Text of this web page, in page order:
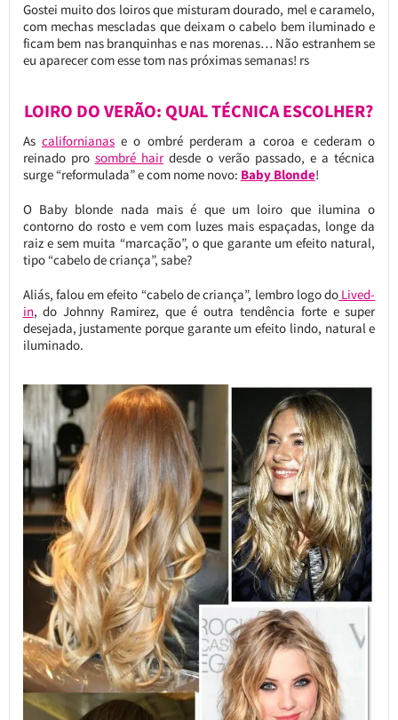
Gostei muito dos loiros que misturam dourado, mel e caramelo,
com mechas mescladas que deixam o cabelo bem iluminado e
ficam bem nas branquinhas e nas morenas… Não estranhem se
eu aparecer com esse tom nas próximas semanas! rs
LOIRO DO VERÃO: QUAL TÉCNICA ESCOLHER?
As californianase o ombré perderam a coroa e cederam o
reinado pro sombré hairdesde o verão passado, e a técnica
surge “reformulada” e com nome novo: Baby Blonde!
O Baby blonde nada mais é que um loiro que ilumina o
contorno do rosto e vem com luzes mais espaçadas, longe da
raiz e sem muita “marcação”, o que garante um efeito natural,
tipo “cabelo de criança”, sabe?
Aliás, falou em efeito “cabelo de criança”, lembro logo do Lived-
in, do Johnny Ramirez, que é outra tendência forte e super
desejada, justamente porque garante um efeito lindo, natural e
iluminado.